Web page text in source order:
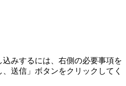
みするには、右側の必要事項を
送信」ボタンをクリックしてく